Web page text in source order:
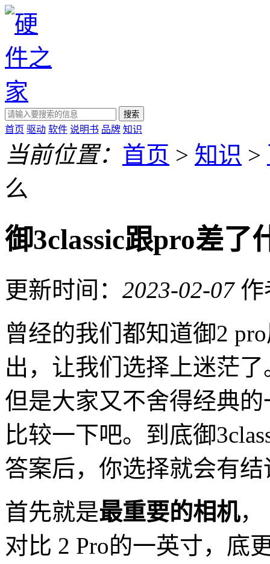
搜索
首页 驱动 软件 说明书 品牌 知识
当前位置： 首页 > 知识 >
么
御3classic跟pro差了
更新时间： 2023-02-07 作
曾经的我们都知道御2
出，让我们选择上迷茫
但是大家又不舍得经典
比较一下吧。到底御
答案后，你选择就会有结
首先就是最重要的相机，
对比 2 Pro的一英寸，底